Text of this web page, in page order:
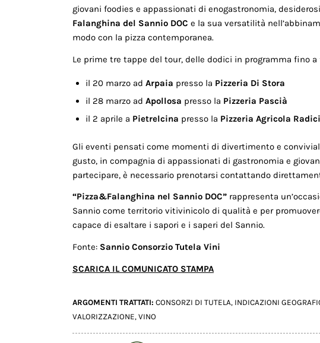
giovani foodies e appassionati di enogastronomia,
Falanghina del Sannio DOC e la sua versatilità
modo con la pizza contemporanea.
Le prime tre tappe del tour, delle dodici in programma fino
il 20 marzo ad Arpaia presso la Pizzeria Di Stora
il 28 marzo ad Apollosa presso la Pizzeria Pascià
il 2 aprile a Pietrelcina presso la Pizzeria Agricola
Gli eventi pensati come momenti di divertimento e
gusto, in compagnia di appassionati di gastronomia e
partecipare, è necessario prenotarsi contattando
“Pizza&Falanghina nel Sannio DOC” rappresenta
Sannio come territorio vitivinicolo di qualità e per
capace di esaltare i sapori e i saperi del Sannio.
Fonte: Sannio Consorzio Tutela Vini
SCARICA IL COMUNICATO STAMPA
ARGOMENTI TRATTATI: CONSORZI DI TUTELA, INDICAZIONI
VALORIZZAZIONE, VINO